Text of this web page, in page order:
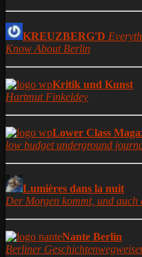
KREUZBERG'D
Know About Berlin
Kritik und Kunst
Hartmut Finkeldey
Lower Class
low budget underground
Lumières dans la nuit
Der Morgen kommt, und
Nante Berlin
Berliner